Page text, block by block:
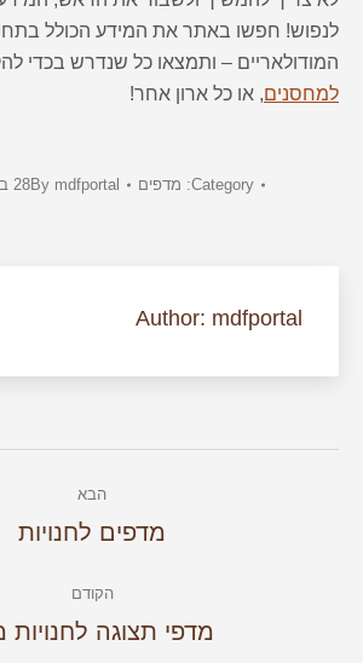
לנפוש! חפשו באתר את המידע הכולל
המודולאריים – ותמצאו כל שנדרש בכדי
למחסנים, או כל ארון אחר!
Category: מדפים By mdfportal 28 בנובמבר 2017
Author: mdfportal
הקודם
הקודם
מדפי תצוגה לחנויות
הבא
הבא
מדפים לחנויות